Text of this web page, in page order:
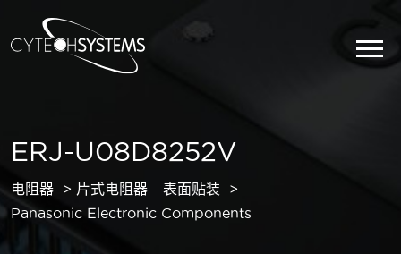
ERJ-U08D8252V
电阻器
片式电阻器 - 表面贴装
Panasonic Electronic Components